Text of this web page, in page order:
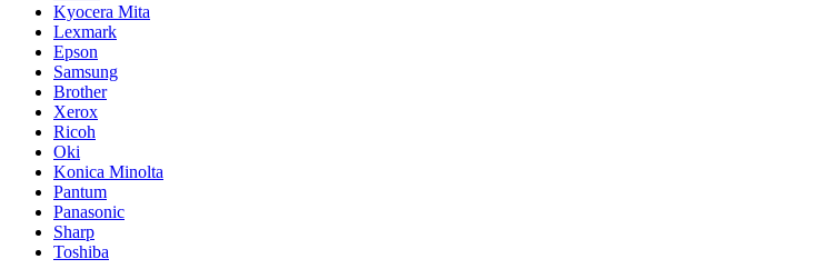
Kyocera Mita
Lexmark
Epson
Samsung
Brother
Xerox
Ricoh
Oki
Konica Minolta
Pantum
Panasonic
Sharp
Toshiba